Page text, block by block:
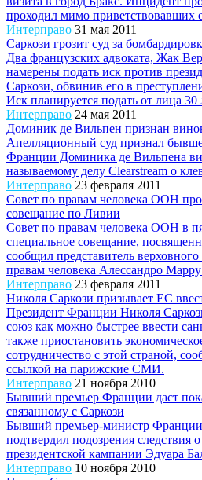
проходил мимо приветствовавших
Интерправо 31 мая 2011
Саркози грозит суд за
Два французских адвоката, Жак
намерены подать иск против
Саркози, обвинив его в
Иск планируется подать от лица
Интерправо 24 мая 2011
Доминик де Вильпен признан
Апелляционный суд признал
Франции Доминика де Вильпена
называемому делу Clearstream о
Интерправо 23 февраля 2011
Совет по правам человека ООН
совещание по Ливии
Совет по правам человека ООН в
специальное совещание,
сообщил представитель
правам человека Алессандро
Интерправо 23 февраля 2011
Николя Саркози призывает ЕС
Президент Франции Николя
союз как можно быстрее ввести
также приостановить
сотрудничество с этой страной,
ссылкой на парижские СМИ.
Интерправо 21 ноября 2010
Бывший премьер Франции даст
связанному с Саркози
Бывший премьер-министр
подтвердил подозрения следствия
президентской кампании Эдуара
Интерправо 10 ноября 2010